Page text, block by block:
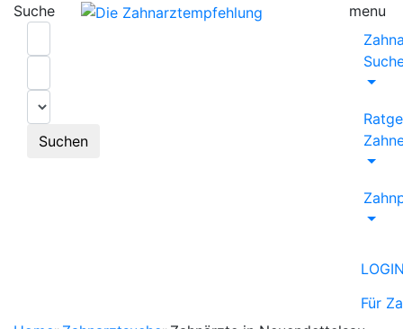
Suche
Suchen
menu
Für